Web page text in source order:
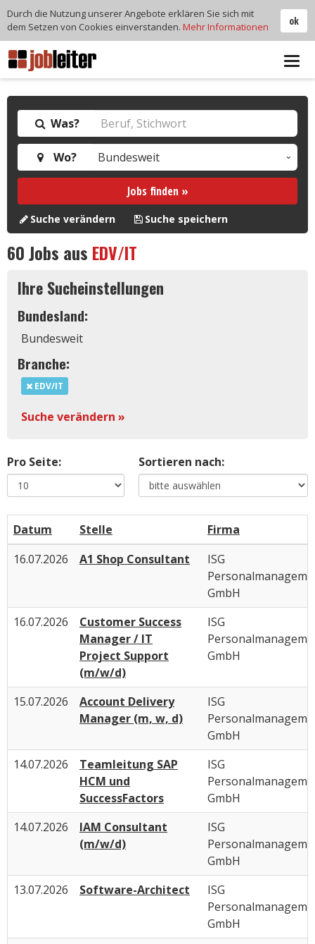
Was?
Wo?
Jobs finden »
Suche verändern Suche speichern
60Jobs aus EDV/IT
Ihre Sucheinstellungen
Bundesland:
Bundesweit
Branche:
EDV/IT
Suche verändern »
Pro Seite: Sortieren nach:
Datum Stelle
Firma
16.07.2026
A1 Shop Consultant
ISG
GmbH
16.07.2026
Customer Success
Manager / IT
Project Support
(m/w/d)
ISG
GmbH
15.07.2026
Account Delivery
Manager (m, w, d)
ISG
GmbH
14.07.2026
Teamleitung SAP
HCM und
SuccessFactors
ISG
GmbH
14.07.2026
IAM Consultant
(m/w/d)
ISG
GmbH
13.07.2026
Software-Architect
ISG
GmbH
ok
Durch die Nutzung unserer Angebote erklären Sie sich mit
dem Setzen von Cookies einverstanden. Mehr Informationen